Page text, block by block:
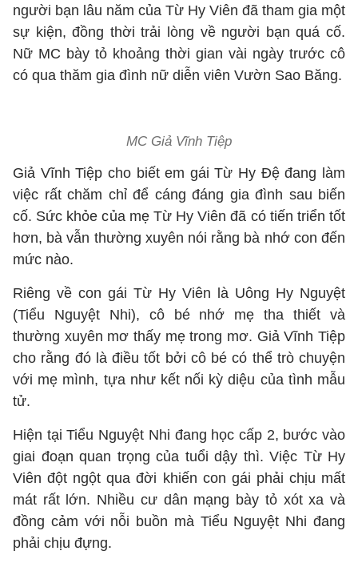
người bạn lâu năm của Từ Hy Viên đã tham gia một
sự kiện, đồng thời trải lòng về người bạn quá cố.
Nữ MC bày tỏ khoảng thời gian vài ngày trước cô
có qua thăm gia đình nữ diễn viên Vườn Sao Băng.
MC Giả Vĩnh Tiệp
Giả Vĩnh Tiệp cho biết em gái Từ Hy Đệ đang làm
việc rất chăm chỉ để cáng đáng gia đình sau biến
cố. Sức khỏe của mẹ Từ Hy Viên đã có tiến triển tốt
hơn, bà vẫn thường xuyên nói rằng bà nhớ con đến
mức nào.
Riêng về con gái Từ Hy Viên là Uông Hy Nguyệt
(Tiểu Nguyệt Nhi), cô bé nhớ mẹ tha thiết và
thường xuyên mơ thấy mẹ trong mơ. Giả Vĩnh Tiệp
cho rằng đó là điều tốt bởi cô bé có thể trò chuyện
với mẹ mình, tựa như kết nối kỳ diệu của tình mẫu
tử.
Hiện tại Tiểu Nguyệt Nhi đang học cấp 2, bước vào
giai đoạn quan trọng của tuổi dậy thì. Việc Từ Hy
Viên đột ngột qua đời khiến con gái phải chịu mất
mát rất lớn. Nhiều cư dân mạng bày tỏ xót xa và
đồng cảm với nỗi buồn mà Tiểu Nguyệt Nhi đang
phải chịu đựng.